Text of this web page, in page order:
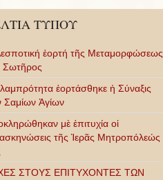
ΤΥΠΟΥ
ἑορτή τῆς Μεταμορφώσεως
Σωτῆρος
ἑορτάσθηκε ἡ Σύναξις
Σαμίων Ἁγίων
μὲ ἐπιτυχία οἱ
τῆς Ἱερᾶς Μητροπόλεώς
ΣΤΟΥΣ ΕΠΙΤΥΧΟΝΤΕΣ ΤΩΝ